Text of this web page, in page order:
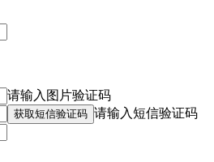
请输入图片验证码
获取短信验证码 请输入短信验证码